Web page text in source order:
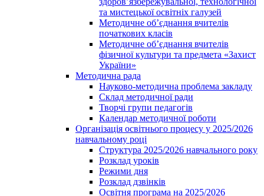
та мистецької освітніх галузей
Методичне об’єднання вчителів
початкових класів
Методичне об’єднання вчителів
фізичної культури та предмета «Захист
України»
Методична рада
Науково-методична проблема закладу
Склад методичної ради
Творчі групи педагогів
Календар методичної роботи
Організація освітнього процесу у 2025/2026
навчальному році
Структура 2025/2026 навчального року
Розклад уроків
Режими дня
Розклад дзвінків
Освітня програма на 2025/2026